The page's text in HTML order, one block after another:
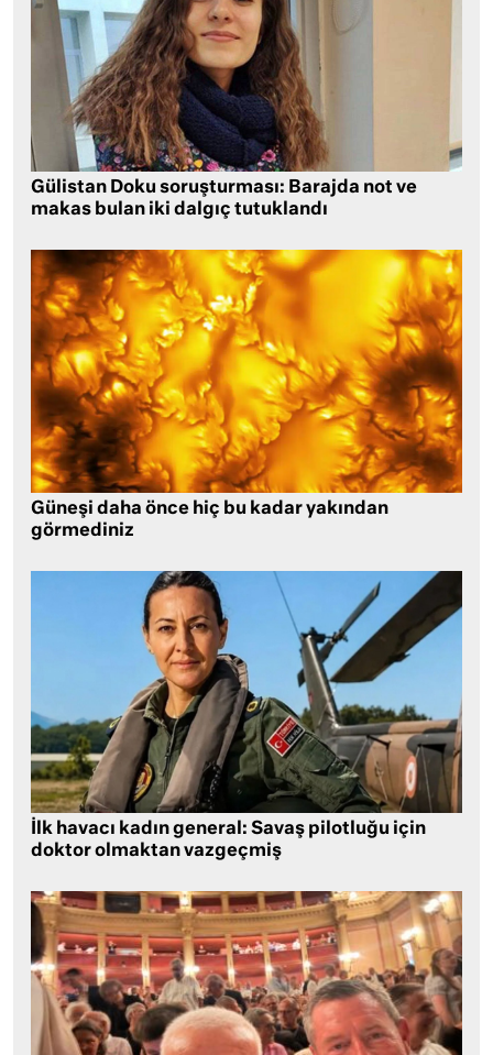
Gülistan Doku soruşturması: Barajda not ve
makas bulan iki dalgıç tutuklandı
Güneşi daha önce hiç bu kadar yakından
görmediniz
İlk havacı kadın general: Savaş pilotluğu için
doktor olmaktan vazgeçmiş